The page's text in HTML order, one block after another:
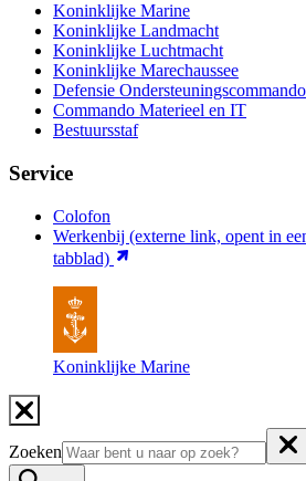
Koninklijke Marine
Koninklijke Landmacht
Koninklijke Luchtmacht
Koninklijke Marechaussee
Defensie Ondersteuningscommando
Commando Materieel en IT
Bestuursstaf
Service
Colofon
Werkenbij (externe link, opent in
tabblad)
Koninklijke Marine
Zoeken